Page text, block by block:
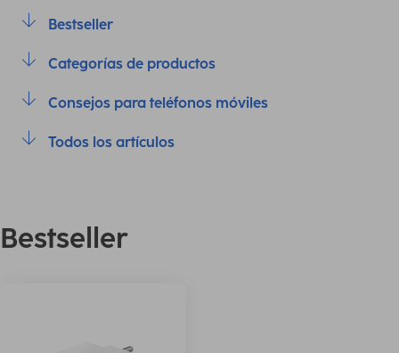
Bestseller
Categorías de productos
Consejos para teléfonos móviles
Todos los artículos
Bestseller